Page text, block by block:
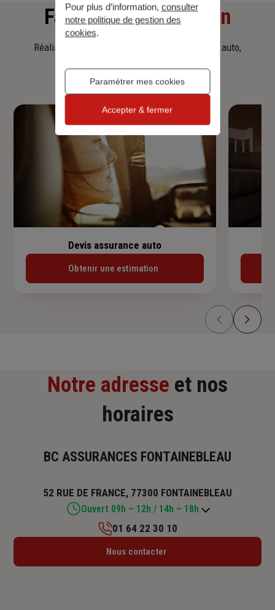
Faitesune simulation
Réalisez une simulation tarifaire d'assurance, auto,
Devis assurance auto
Obtenir une estimation
Notre adresse et nos
horaires
BC ASSURANCES FONTAINEBLEAU
52 RUE DE FRANCE, 77300 FONTAINEBLEAU
Ouvert 09h – 12h / 14h – 18h
Lundi : 09h – 12h / 14h – 18h
01 64 22 30 10
Nous contacter
Pour plus d’information, consulter
notre politique de gestion des
cookies.
Paramétrer mes cookies
Accepter & fermer